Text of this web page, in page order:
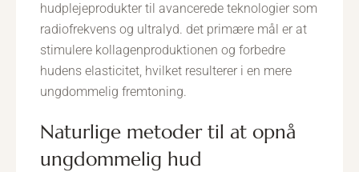
hudplejeprodukter til avancerede teknologier som
radiofrekvens og ultralyd. det primære mål er at
stimulere kollagenproduktionen og forbedre
hudens elasticitet, hvilket resulterer i en mere
ungdommelig fremtoning.
naturlige metoder til at opnå
ungdommelig hud